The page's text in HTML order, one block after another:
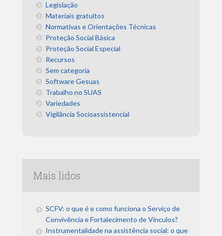
Legislação
Materiais gratuitos
Normativas e Orientações Técnicas
Proteção Social Básica
Proteção Social Especial
Recursos
Sem categoria
Software Gesuas
Trabalho no SUAS
Variedades
Vigilância Socioassistencial
Mais lidos
SCFV: o que é e como funciona o Serviço de
Convivência e Fortalecimento de Vínculos?
Instrumentalidade na assistência social: o que